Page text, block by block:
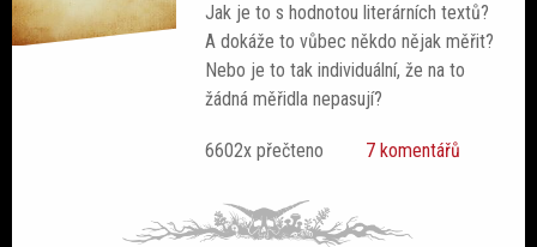
Ankety
Jak je to s hodnotou literárních textů?
A dokáže to vůbec někdo nějak měřit?
Nebo je to tak individuální, že na to
žádná měřidla nepasují?
6602x přečteno 7 komentářů